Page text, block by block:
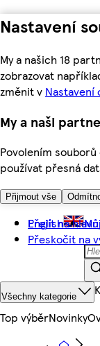
Nastavení
My a našich 18
zobrazovat
změnit v Nastavení
My a naši
Povolením
používat přesná
Přijmout vše
Přejít na
Přeskočit na
English
Všechny kategorie
Top výběrNovinky